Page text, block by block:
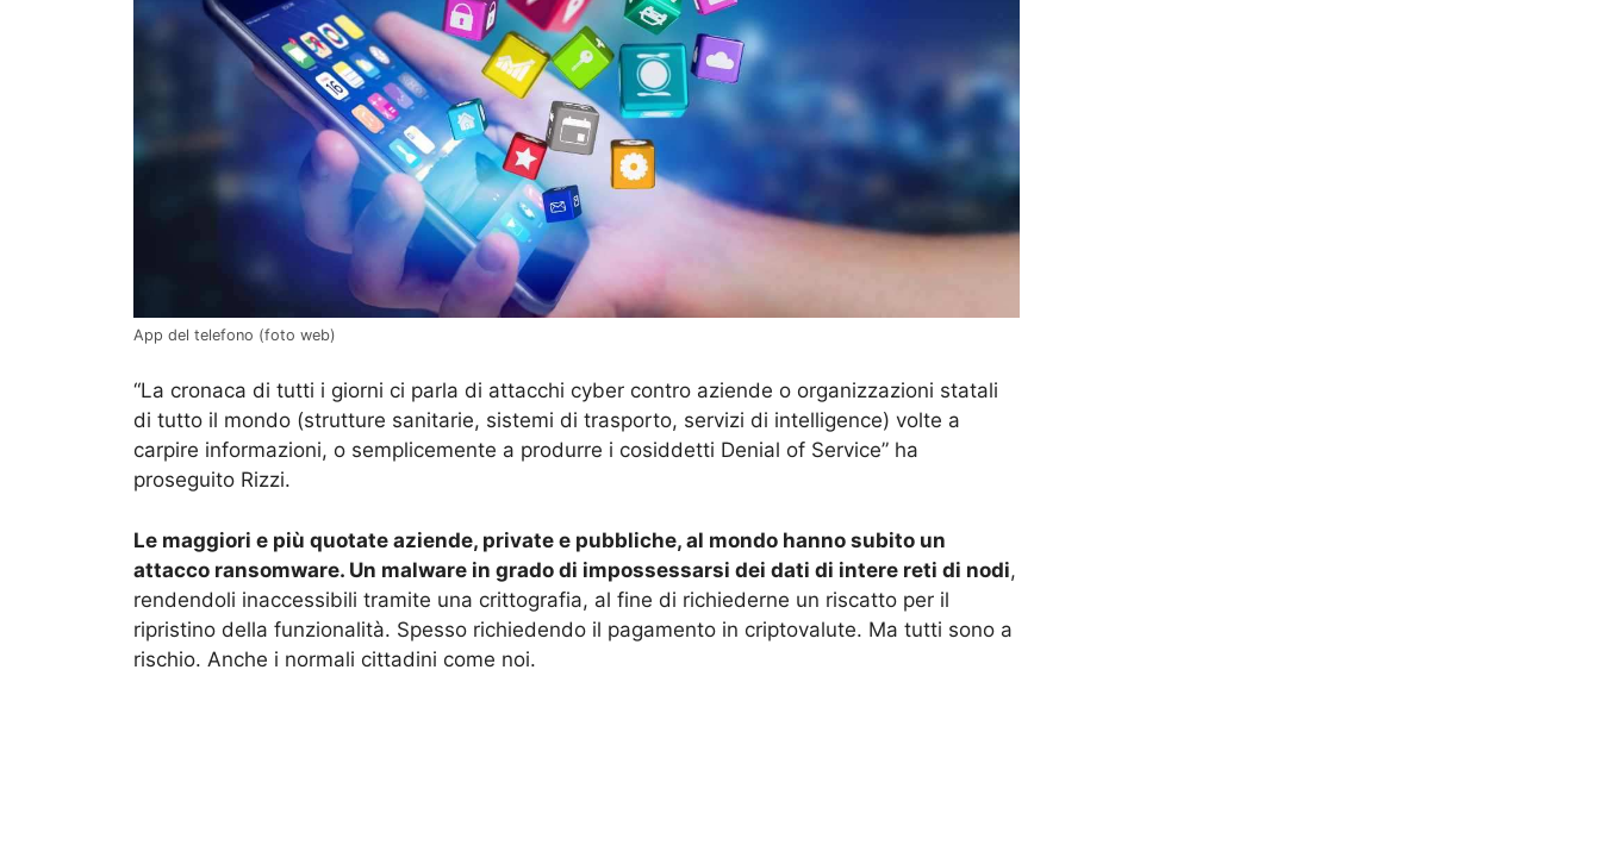
App del telefono (foto web)
“La cronaca di tutti i giorni ci parla di attacchi cyber contro aziende o organizzazioni statali
di tutto il mondo (strutture sanitarie, sistemi di trasporto, servizi di intelligence) volte a
carpire informazioni, o semplicemente a produrre i cosiddetti Denial of Service” ha
proseguito Rizzi.
Le maggiori e più quotate aziende, private e pubbliche, al mondo hanno subito un
attacco ransomware. Un malware in grado di impossessarsi dei dati di intere reti di nodi,
rendendoli inaccessibili tramite una crittografia, al fine di richiederne un riscatto per il
ripristino della funzionalità. Spesso richiedendo il pagamento in criptovalute. Ma tutti sono a
rischio. Anche i normali cittadini come noi.